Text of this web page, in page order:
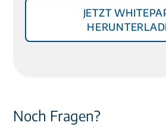
Jetzt
Noch Fragen?